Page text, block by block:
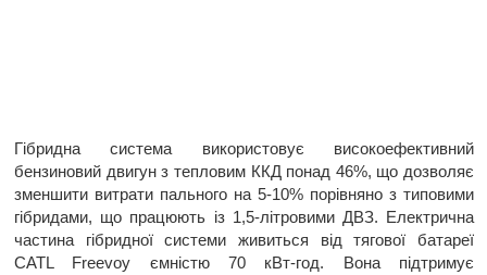
Гібридна система використовує високоефективний
бензиновий двигун з тепловим ККД понад 46%, що дозволяє
зменшити витрати пального на 5-10% порівняно з типовими
гібридами, що працюють із 1,5-літровими ДВЗ. Електрична
частина гібридної системи живиться від тягової батареї
CATL Freevoy ємністю 70 кВт-год. Вона підтримує